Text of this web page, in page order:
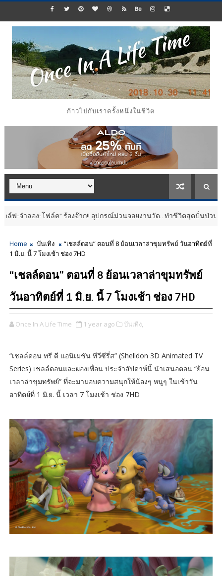
ก้าวไปกับเราครั้งหนึ่งในชีวิต
ค” ร้องจ๊าก!! อุปกรณ์ม่วนจอยงานวัด.. ทำชีวิตสุดปั่นป่วน ประชาสัมพันธ์
Home บันเทิง
“เชลล์ดอน” ตอนที่ 8 ย้อนเวลาล่าขุมทรัพย์ วันอาทิตย์ที่
1 มิ.ย. นี้ 7 โมงเช้า ช่อง 7HD
“เชลล์ดอน” ตอนที่ 8 ย้อนเวลาล่าขุมทรัพย์
วันอาทิตย์ที่ 1 มิ.ย. นี้ 7 โมงเช้า ช่อง 7HD
Once In A Life Time 1 year ago บันเทิง,
“เชลล์ดอน ทรี ดี แอนิเมชัน ทีวีซีรี่ส” (Shelldon 3D Animated TV
Series) เชลล์ดอนและผองเพื่อน ประจำสัปดาห์นี้ นำเสนอตอน “ย้อน
เวลาล่าขุมทรัพย์” ที่จะมามอบความสนุกให้น้องๆ หนูๆ ในเช้าวัน
อาทิตย์ที่ 1 มิ.ย. นี้ เวลา 7 โมงเช้า ช่อง 7HD